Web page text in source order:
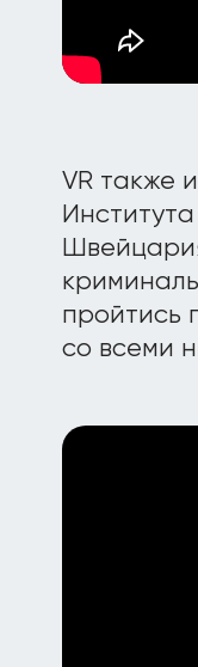
VR также
пройтись
со всеми